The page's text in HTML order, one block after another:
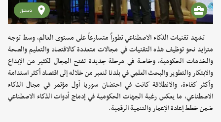
دمشق
تشهد تقنيات الذكاء الاصطناعي تطوراً متسارعاً على مستوى العالم، وسط توجه
متزايد نحو توظيف هذه التقنيات في مجالات متعددة كالاقتصاد والتعليم والصحة
والخدمات الحكومية، وخاصة في مرحلة جديدة تفتح المجال لكثير من الإبداع
والابتكار والتطوير والبحث العلمي في بلدنا لنعبر من خلاله إلى اقتصاد أكثر استدامة
وأكثر كفاءة، والانطلاقة كانت في احتضان سوريا أول مؤتمر في مجال الذكاء
الاصطناعي، ما يعكس رغبة الجهات الحكومية في إدماج أدوات الذكاء الاصطناعي
ضمن خطط إعادة الإعمار والتنمية الرقمية.